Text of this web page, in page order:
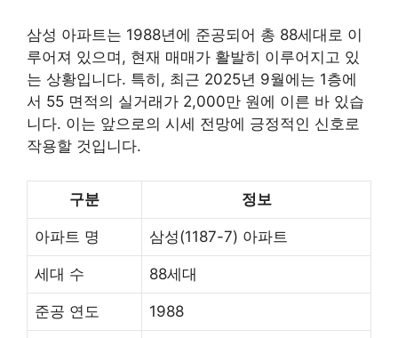
삼성 아파트는 1988년에 준공되어 총 88세대로 이
루어져 있으며, 현재 매매가 활발히 이루어지고 있
는 상황입니다. 특히, 최근 2025년 9월에는 1층에
서 55 면적의 실거래가 2,000만 원에 이른 바 있습
니다. 이는 앞으로의 시세 전망에 긍정적인 신호로
작용할 것입니다.
구분 정보
아파트 명 삼성(1187-7) 아파트
세대 수 88세대
준공 연도 1988